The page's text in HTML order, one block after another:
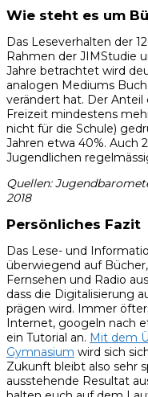
Wie steht es um
Das Leseverhalten der
Rahmen der JIMStudie
Jahre betrachtet wird
analogen Mediums
verändert hat. Der
Freizeit mindestens
nicht für die Schule)
Jahren etwa 40%. Auch
Jugendlichen
Quellen:
2018
Persönliches Fazit
Das Lese- und
überwiegend auf
Fernsehen und Radio
dass die Digitalisierung
prägen wird. Immer
Internet, googeln nach
ein Tutorial an. Mit dem
Gymnasium wird sich
Zukunft bleibt also sehr
ausstehende Resultat